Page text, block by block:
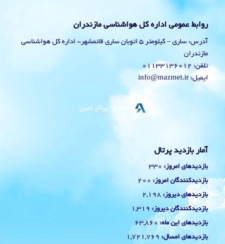
روابط عمومی اداره کل هواشناسی مازندران
آدرس: ساری – کیلومتر 5 اتوبان ساری قائمشهر- اداره کل هواشناسی
مازندران
تلفن: 01133136012
ایمیل: info@mazmet.ir
آمار بازدید پرتال
بازدیدهای امروز: 330
بازدیدکنندگان امروز: 200
بازدیدهای دیروز: 2,198
بازدیدکنندگان دیروز: 1,319
بازدیدهای این ماه: 63,860
بازدیدهای امسال: 1,721,769